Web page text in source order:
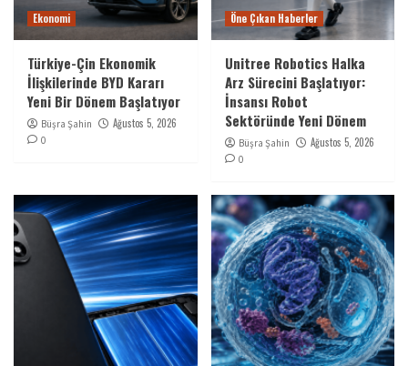
Ekonomi
Türkiye-Çin Ekonomik
İlişkilerinde BYD Kararı
Yeni Bir Dönem Başlatıyor
Büşra Şahin Ağustos 5, 2026
0
Öne Çıkan Haberler
Unitree Robotics Halka
Arz Sürecini Başlatıyor:
İnsansı Robot
Sektöründe Yeni Dönem
Büşra Şahin Ağustos 5, 2026
0